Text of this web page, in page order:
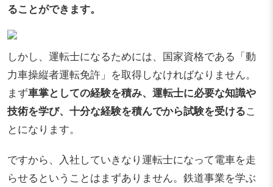
ることができます。
しかし、運転士になるためには、国家資格である「動
力車操縦者運転免許」を取得しなければなりません。
まず車掌としての経験を積み、運転士に必要な知識や
技術を学び、十分な経験を積んでから試験を受けるこ
とになります。
ですから、入社していきなり運転士になって電車を走
らせるということはまずありません。鉄道事業を学ぶ